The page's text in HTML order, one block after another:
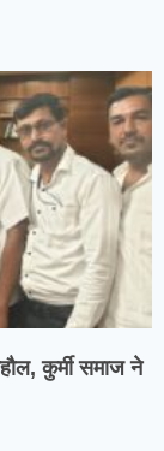
कुर्मी समाज ने